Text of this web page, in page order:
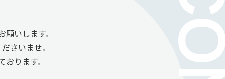
いします。
さいませ。
ります。